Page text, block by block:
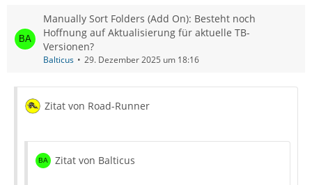
Manually Sort Folders (Add On): Besteht noch
Hoffnung auf Aktualisierung für aktuelle TB-
Versionen?
Balticus 29. Dezember 2025 um 18:16
Zitat von Road-Runner
Zitat von Balticus